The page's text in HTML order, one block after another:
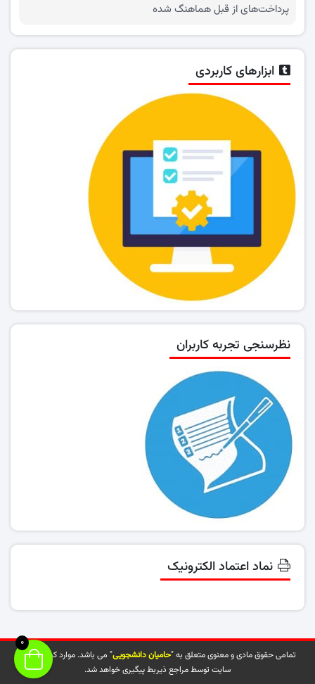
پرداخت‌های از قبل هماهنگ شده
ابزارهای کاربردی
نظرسنجی تجربه کاربران
نماد اعتماد الکترونیک
تمامی حقوق مادی و معنوی متعلق به "حامیان دانشجویی" می باشد. موارد کپی شده از
سایت توسط مراجع ذیربط پیگیری خواهد شد.
0